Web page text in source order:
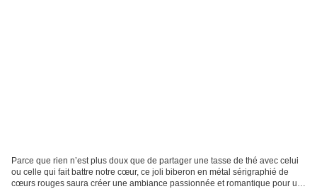
Parce que rien n’est plus doux que de partager une tasse de thé avec celui
ou celle qui fait battre notre cœur, ce joli biberon en métal sérigraphié de
cœurs rouges saura créer une ambiance passionnée et romantique pour un